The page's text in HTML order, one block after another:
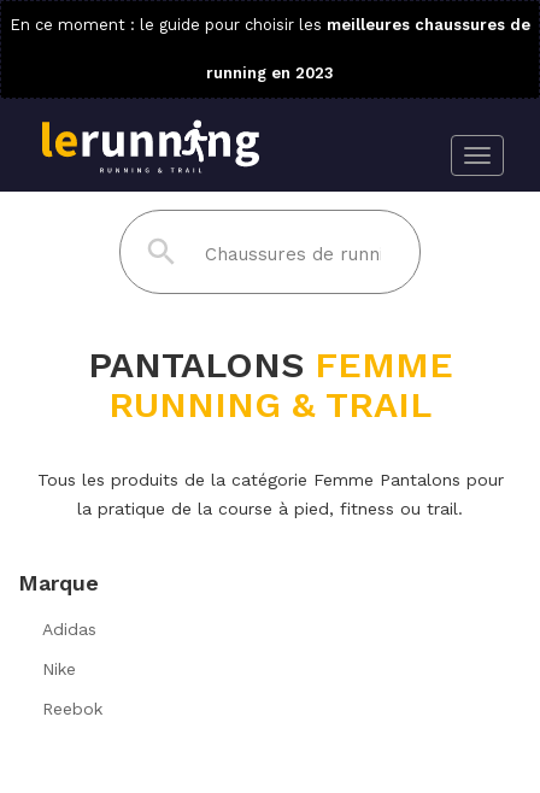
En ce moment : le guide pour choisir les meilleures chaussures de
running en 2023
PANTALONS FEMME
RUNNING & TRAIL
Tous les produits de la catégorie Femme Pantalons pour
la pratique de la course à pied, fitness ou trail.
Marque
Adidas
Nike
Reebok